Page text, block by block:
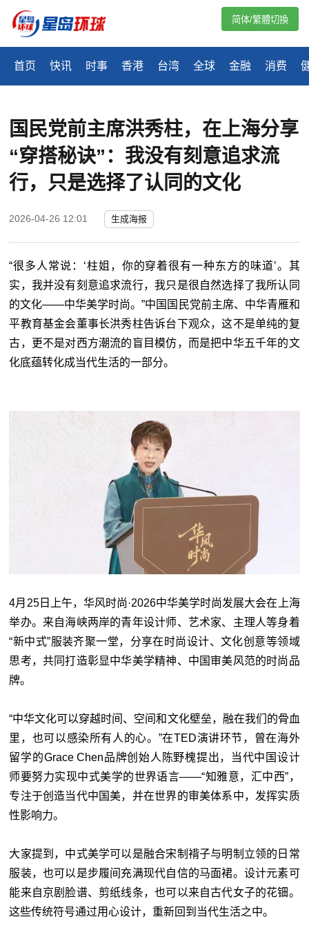
首页 快讯 时事 香港 台湾 全球 金融 消费
简体/繁體切換
国民党前主席洪秀柱，在上海分享
“穿搭秘诀”：我没有刻意追求流
行，只是选择了认同的文化
2026-04-26 12:01 生成海报
“很多人常说：‘柱姐，你的穿着很有一种东方的味道’。其
实，我并没有刻意追求流行，我只是很自然选择了我所认同
的文化——中华美学时尚。”中国国民党前主席、中华青雁和
平教育基金会董事长洪秀柱告诉台下观众，这不是单纯的复
古，更不是对西方潮流的盲目模仿，而是把中华五千年的文
化底蕴转化成当代生活的一部分。
4月25日上午，华风时尚·2026中华美学时尚发展大会在上海
举办。来自海峡两岸的青年设计师、艺术家、主理人等身着
“新中式”服装齐聚一堂，分享在时尚设计、文化创意等领域
思考，共同打造彰显中华美学精神、中国审美风范的时尚品
牌。
“中华文化可以穿越时间、空间和文化壁垒，融在我们的骨血
里，也可以感染所有人的心。”在TED演讲环节，曾在海外
留学的Grace Chen品牌创始人陈野槐提出，当代中国设计
师要努力实现中式美学的世界语言——“知雅意，汇中西”，
专注于创造当代中国美，并在世界的审美体系中，发挥实质
性影响力。
大家提到，中式美学可以是融合宋制褙子与明制立领的日常
服装，也可以是步履间充满现代自信的马面裙。设计元素可
能来自京剧脸谱、剪纸线条，也可以来自古代女子的花钿。
这些传统符号通过用心设计，重新回到当代生活之中。